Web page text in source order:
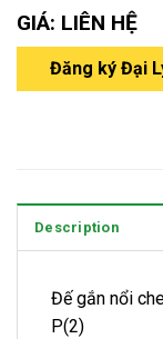
GIÁ: LIÊN HỆ
Đăng ký Đại
Description
Đế gắn nổi
P(2)